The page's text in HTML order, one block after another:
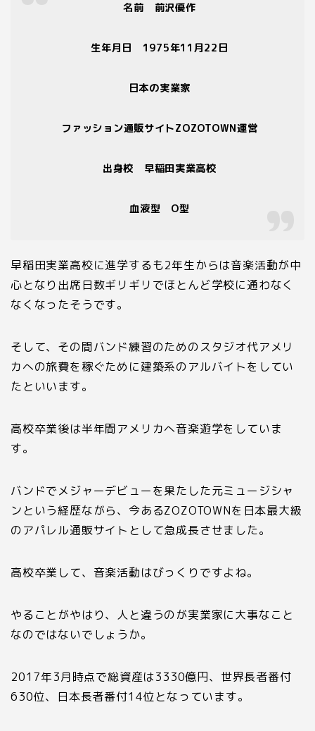
名前 前沢優作
生年月日 1975年11 月22 日
日本の実業家
ファッション通販サイトZOZOTOWN運営
出身校 早稲田実業高校
血液型 O型
早稲田実業高校に進学するも2年生からは音楽活動が中
心となり出席日数ギリギリでほとんど学校に通わなく
なくなったそうです。
そして、その間バンド練習のためのスタジオ代アメリ
カへの旅費を稼ぐために建築系のアルバイトをしてい
たといいます。
高校卒業後は半年間アメリカへ音楽遊学をしていま
す。
バンドでメジャーデビューを果たした元ミュージシャ
ンという経歴ながら、今あるZOZOTOWNを日本最大級
のアパレル通販サイトとして急成長させました。
高校卒業して、音楽活動はびっくりですよね。
やることがやはり、人と違うのが実業家に大事なこと
なのではないでしょうか。
2017年3月時点で総資産は3330億円、世界長者番付
630位、 日本長者番付14位となっています。